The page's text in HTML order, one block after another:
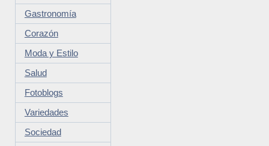
Gastronomía
Corazón
Moda y Estilo
Salud
Fotoblogs
Variedades
Sociedad